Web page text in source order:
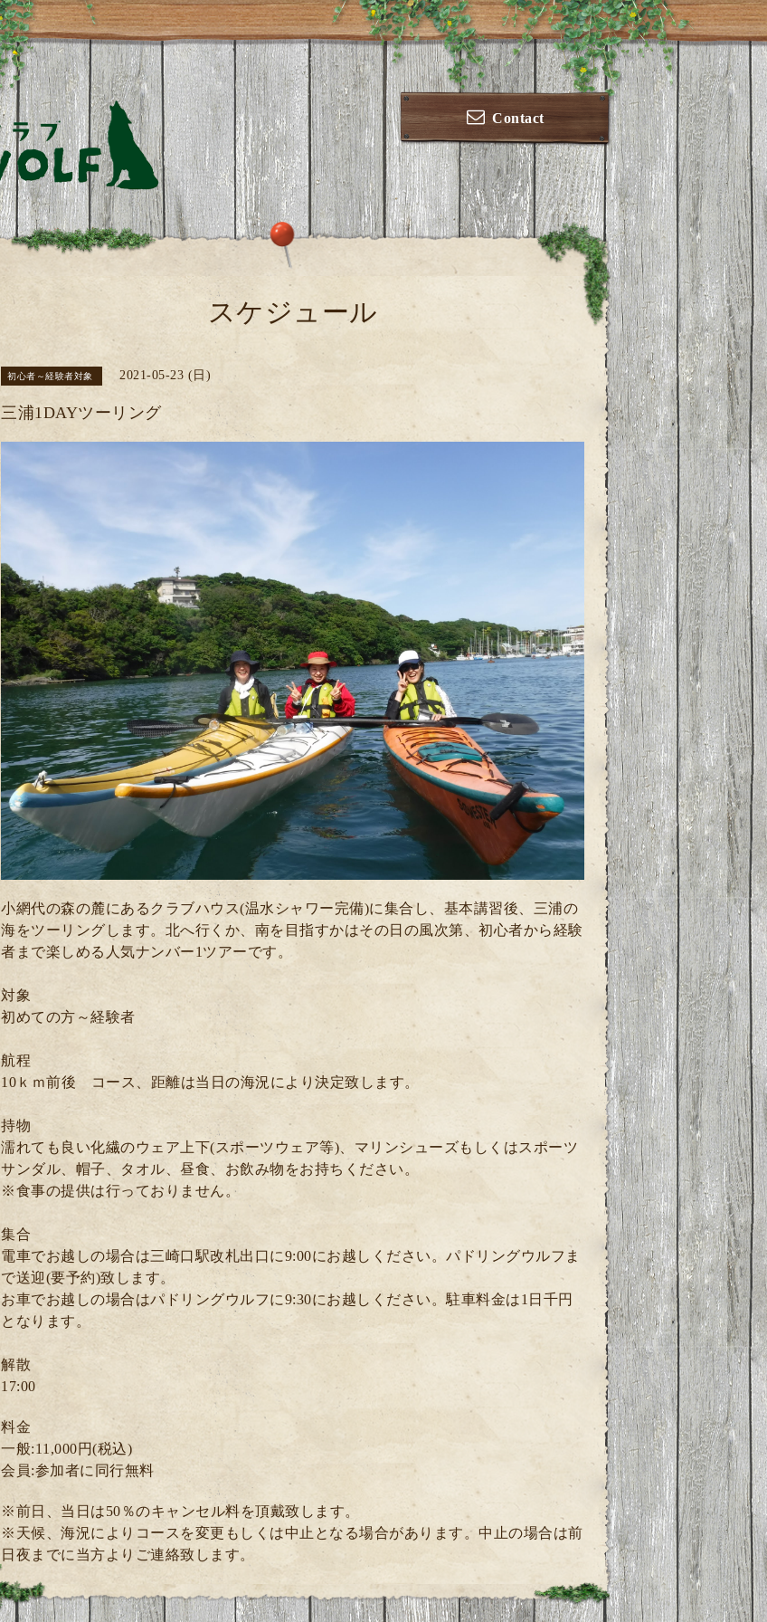
Contact
スケジュール
初心者～経験者対象 2021-05-23 (日)
三浦1DAYツーリング
小網代の森の麓にあるクラブハウス(温水シャワー完備)に集合し、基本講習後、三浦の
海をツーリングします。北へ行くか、南を目指すかはその日の風次第、初心者から経験
者まで楽しめる人気ナンバー1ツアーです。
対象
初めての方～経験者
航程
10ｋｍ前後 コース、距離は当日の海況により決定致します。
持物
濡れても良い化繊のウェア上下(スポーツウェア等)、マリンシューズもしくはスポーツ
サンダル、帽子、タオル、昼食、お飲み物をお持ちください。
※食事の提供は行っておりません。
集合
電車でお越しの場合は三崎口駅改札出口に9:00にお越しください。パドリングウルフま
で送迎(要予約)致します。
お車でお越しの場合はパドリングウルフに9:30にお越しください。駐車料金は1日千円
となります。
解散
17:00
料金
一般:11,000円(税込)
会員:参加者に同行無料
※前日、当日は50％のキャンセル料を頂戴致します。
※天候、海況によりコースを変更もしくは中止となる場合があります。中止の場合は前
日夜までに当方よりご連絡致します。